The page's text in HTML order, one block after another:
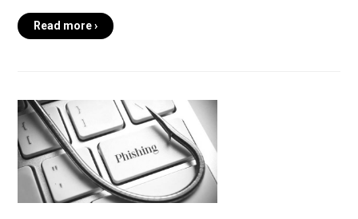
Read more ›